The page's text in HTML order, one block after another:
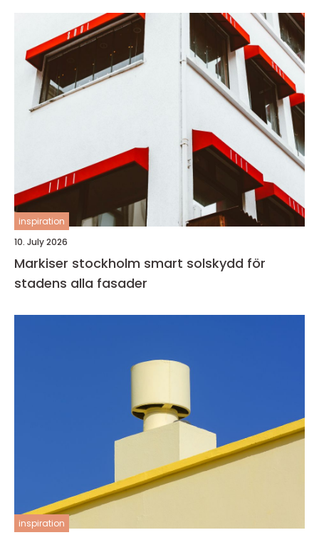
inspiration
10. July 2026
Markiser stockholm smart solskydd för
stadens alla fasader
inspiration